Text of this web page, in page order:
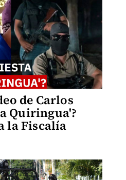
de Carlos
Quiringua'?
la Fiscalía